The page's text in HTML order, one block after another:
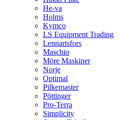
He-va
Holms
Kymco
LS Equipment Trading
Lennartsfors
Maschio
Möre Maskiner
Norje
Optimal
Pilkemaster
Pöttinger
Pro-Terra
Simplicity